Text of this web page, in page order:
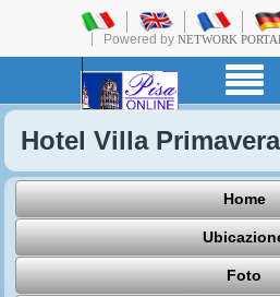
Powered by NETWORK
Hotel Villa
Home
Foto